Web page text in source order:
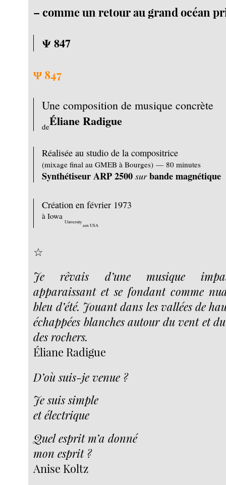
– comme un retour au grand océan
Ψ 847
Ψ 847
Une composition de musique concrète
deÉliane Radigue
Réalisée au studio de la compositrice
(mixage final au GMEB à Bourges) — 80 minutes
Synthétiseur ARP 2500 sur bande magnétique
Création en février 1973
à Iowa
University
aux USA
☆
Je rêvais d’une musique
apparaissant et se fondant comme
bleu d’été. Jouant dans les vallées de
échappées blanches autour du vent et
des rochers.
Éliane Radigue
D’où suis-je venue ?
Je suis simple
et électrique
Quel esprit m’a donné
mon esprit ?
Anise Koltz